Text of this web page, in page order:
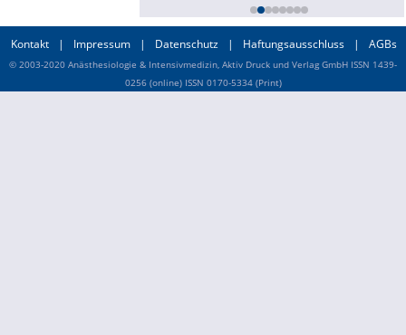
Mediadaten
Autoren-Service
Kontakt | Impressum | Datenschutz | Haftungsausschluss | AGBs
© 2003-2020 Anästhesiologie & Intensivmedizin, Aktiv Druck und Verlag GmbH ISSN 1439-
0256 (online) ISSN 0170-5334 (Print)